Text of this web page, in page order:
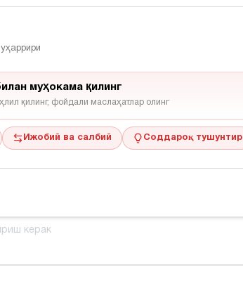
муҳокама қилинг
қилинг, фойдали маслаҳатлар олинг
Ижобий ва салбий Соддароқ тушунтир